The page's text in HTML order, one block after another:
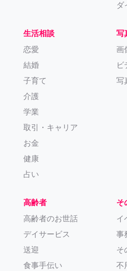
ダ
生活相談
恋愛
結婚
子育て
介護
学業
取引・キャリア
お金
健康
占い
写
画
ビ
写
高齢者
高齢者のお世話
デイサービス
送迎
食事手伝い
そ
イ
事
そ
不